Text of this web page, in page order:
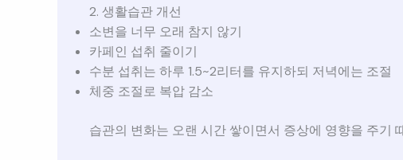
2. 생활습관 개선
소변을 너무 오래 참지 않기
카페인 섭취 줄이기
수분 섭취는 하루 1.5~2리터를 유지하되 저녁에는 조절
체중 조절로 복압 감소
습관의 변화는 오랜 시간 쌓이면서 증상에 영향을 주기